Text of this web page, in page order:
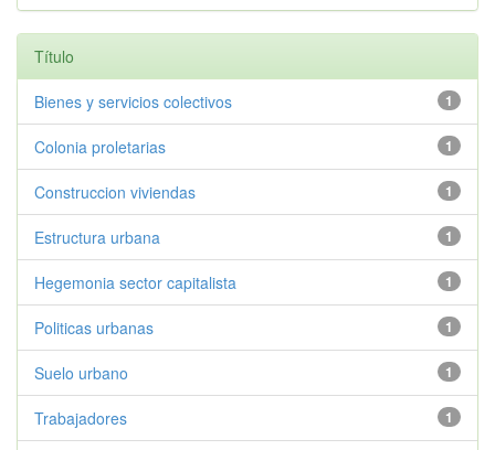
Título
1
Bienes y servicios colectivos
1
Colonia proletarias
1
Construccion viviendas
1
Estructura urbana
1
Hegemonia sector capitalista
1
Politicas urbanas
1
Suelo urbano
1
Trabajadores